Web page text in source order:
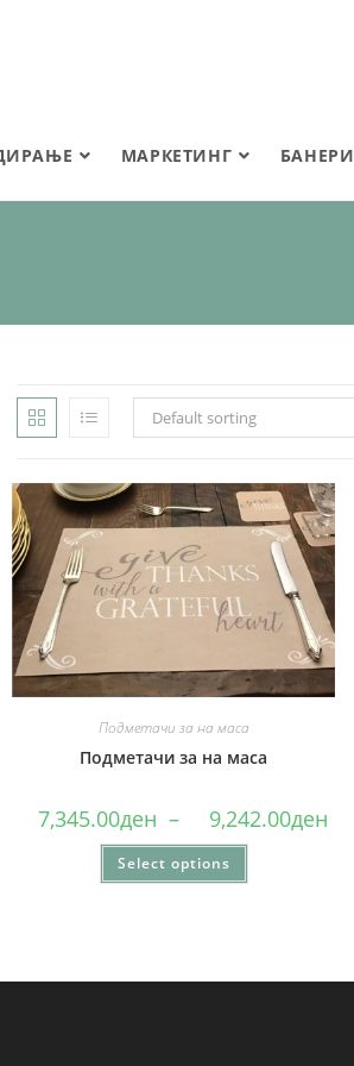
МАРКЕТИНГ БАНЕРИ
Default sorting
Подметачи за на маса
Подметачи за на маса
7,345.00ден – 9,242.00ден
Select options